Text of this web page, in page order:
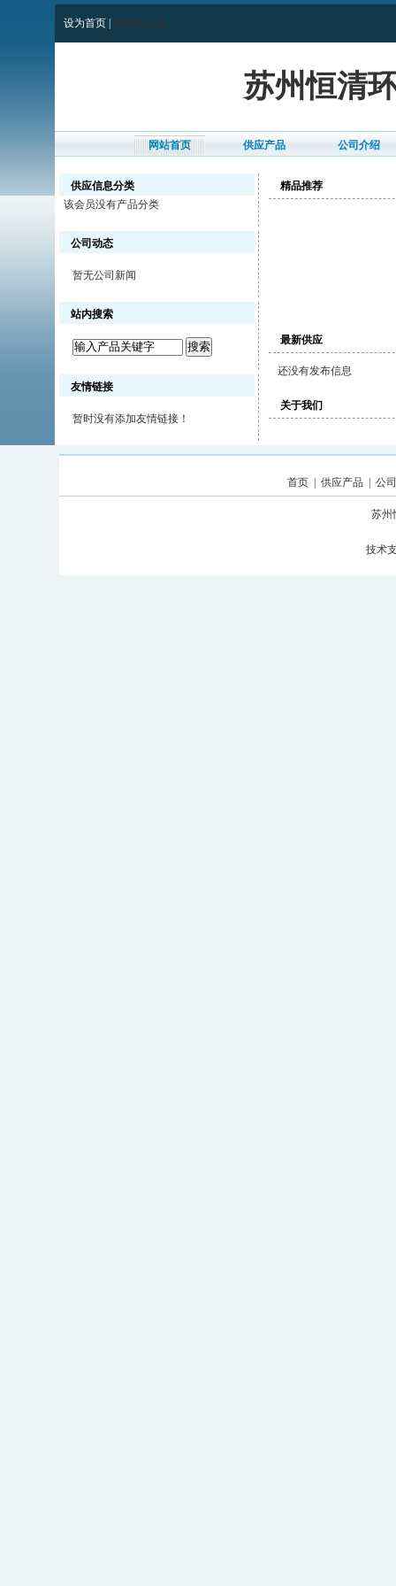
设为首页 收藏此企业
苏州恒清
网站首页 供应产品 公司介绍
供应信息分类
该会员没有产品分类
公司动态
暂无公司新闻
站内搜索
友情链接
暂时没有添加友情链接！
精品推荐
最新供应
还没有发布信息
关于我们
首页 供应产品 公
苏州
技术